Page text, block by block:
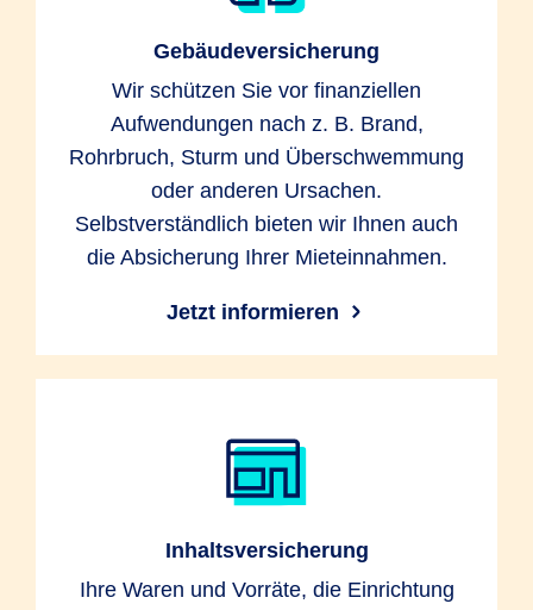
Gebäudeversicherung
Wir schützen Sie vor finanziellen
Aufwendungen nach z. B. Brand,
Rohrbruch, Sturm und Überschwemmung
oder anderen Ursachen.
Selbstverständlich bieten wir Ihnen auch
die Absicherung Ihrer Mieteinnahmen.
Jetzt informieren
Inhaltsversicherung
Ihre Waren und Vorräte, die Einrichtung